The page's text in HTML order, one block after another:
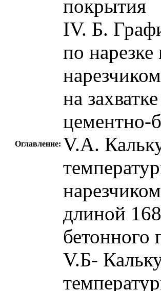
Оглавление:
покрытия
IV. Б.
по
на
цементно-
V.А.
длиной
бетонного
V.Б-